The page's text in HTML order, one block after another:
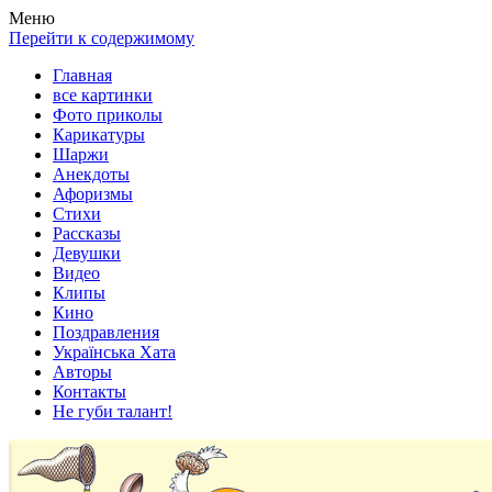
Весела хата — прикольные картинки, смешные истории, клипы!
Покажем всем ваши фото приколы, карикатуры, шаржи, стихи,
Меню
Перейти к содержимому
Главная
все картинки
Фото приколы
Карикатуры
Шаржи
Анекдоты
Афоризмы
Стихи
Рассказы
Девушки
Видео
Клипы
Кино
Поздравления
Українська Хата
Авторы
Контакты
Не губи талант!